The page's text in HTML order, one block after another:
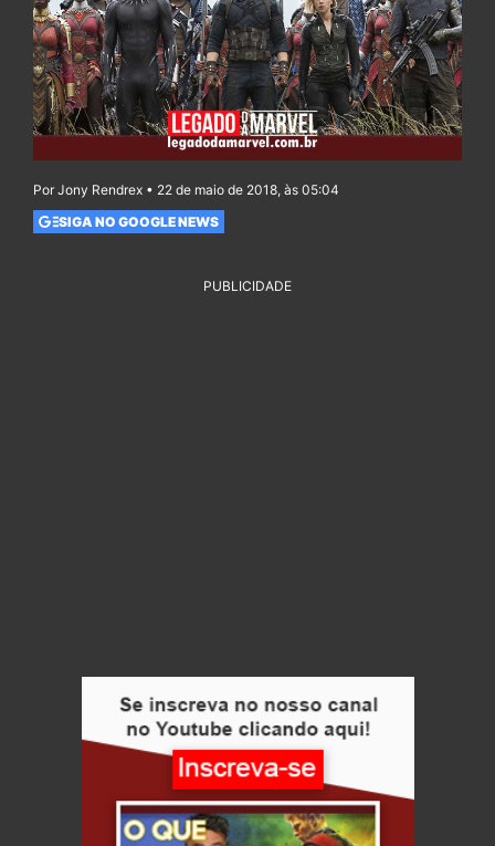
Por Jony Rendrex • 22 de maio de 2018, às 05:04
SIGA NO GOOGLE NEWS
PUBLICIDADE